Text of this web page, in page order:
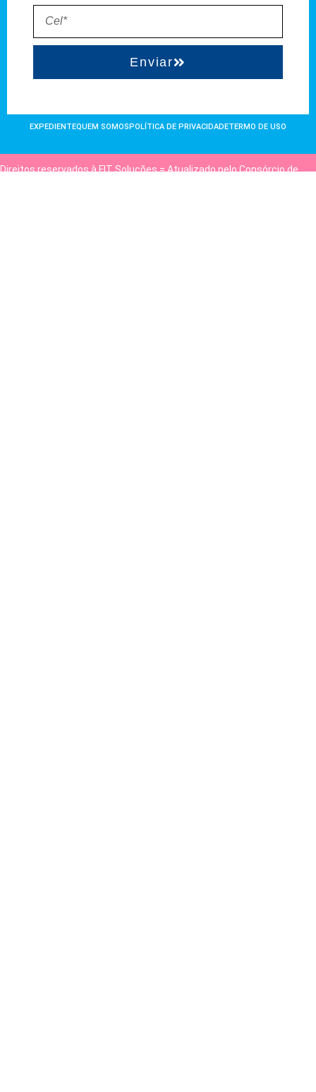
Enviar
EXPEDIENTEQUEM SOMOSPOLÍTICA DE PRIVACIDADETERMO DE USO
Direitos reservados à FIT Soluções = Atualizado pelo Consórcio de